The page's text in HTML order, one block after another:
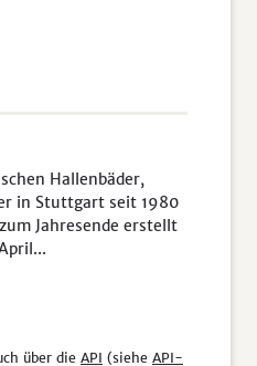
Hallenbäder,
in Stuttgart seit 1980
Jahresende erstellt
über die API (siehe API-